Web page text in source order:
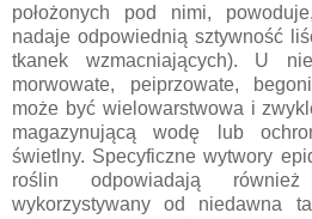
położonych pod nimi,
nadaje odpowiednią sztywność
tkanek wzmacniających). U
morwowate, peiprzowate,
może być wielowarstwowa i
magazynującą wodę lub
świetlny. Specyficzne wytwory
roślin odpowiadają
wykorzystywany od niedawna